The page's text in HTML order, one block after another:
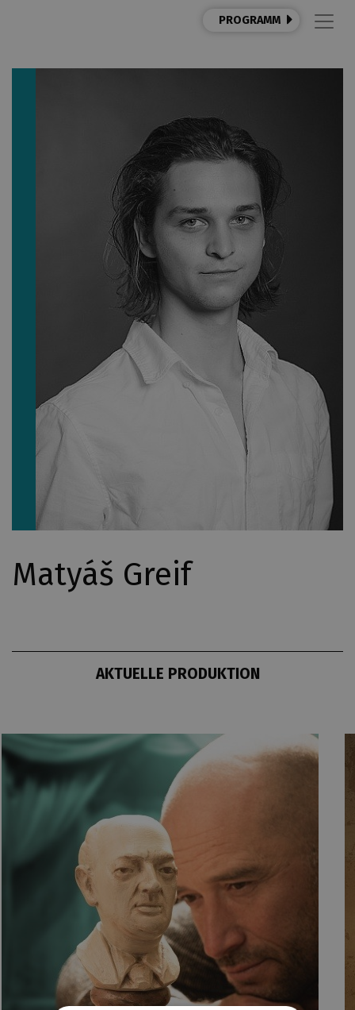
PROGRAMM
Matyáš Greif
AKTUELLE PRODUKTION